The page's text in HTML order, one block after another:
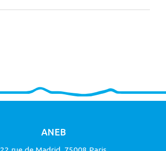
ANEB